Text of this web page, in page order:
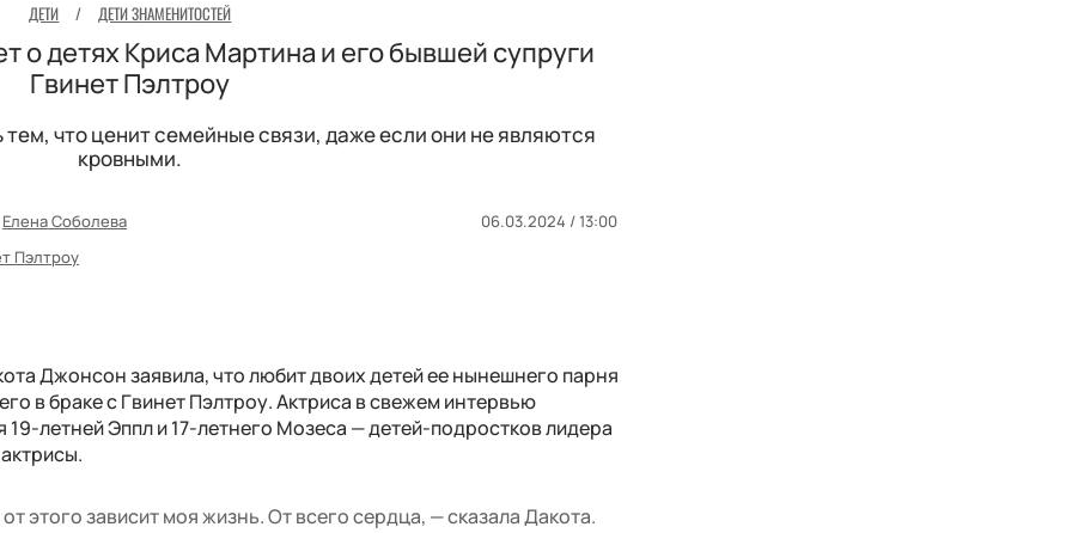
ДЕТИ / ДЕТИ ЗНАМЕНИТОСТЕЙ
о детях Криса Мартина и его бывшей супруги
Гвинет Пэлтроу
что ценит семейные связи, даже если они не являются
кровными.
Елена Соболева
06.03.2024 / 13:00
Пэлтроу
Джонсон заявила, что любит двоих детей ее нынешнего парня
в браке с Гвинет Пэлтроу. Актриса в свежем интервью
19-летней Эппл и 17-летнего Мозеса — детей-подростков лидера
этого зависит моя жизнь. От всего сердца, — сказала Дакота.